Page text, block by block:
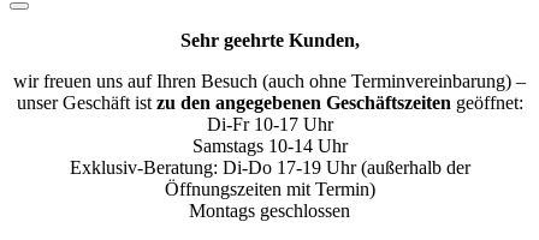
Sehr geehrte Kunden,
wir freuen uns auf Ihren Besuch (auch ohne Terminvereinbarung) –
unser Geschäft ist zu den angegebenen Geschäftszeiten geöffnet:
Di-Fr 10-17 Uhr
Samstags 10-14 Uhr
Exklusiv-Beratung: Di-Do 17-19 Uhr (außerhalb der
Öffnungszeiten mit Termin)
Montags geschlossen